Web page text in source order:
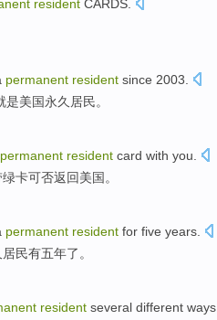
resident CARDS.
permanent resident since 2003.
是美国永久 居民。
permanent resident card with you.
绿卡可否返回美国 。
permanent resident for five years
居民有五年了 。
resident several different ways